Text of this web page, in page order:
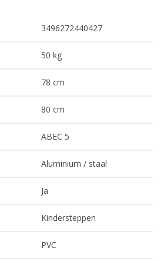
3496272440427
50 kg
78 cm
80 cm
ABEC 5
Aluminium / staal
Ja
Kindersteppen
PVC